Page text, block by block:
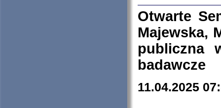
Otwarte
Majewska,
publiczna
badawcze
11.04.2025